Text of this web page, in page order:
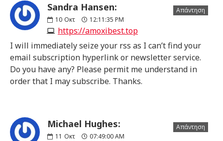
Sandra Hansen:
10 Οκτ 12:11:35 PM
https://amoxibest.top
Απάντηση
I will immediately seize your rss as I can’t find your
email subscription hyperlink or newsletter service.
Do you have any? Please permit me understand in
order that I may subscribe. Thanks.
Michael Hughes:
11 Οκτ 07:49:00 AM
Απάντηση